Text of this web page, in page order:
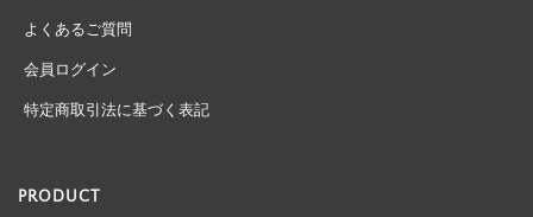
よくあるご質問
会員ログイン
特定商取引法に基づく表記
PRODUCT